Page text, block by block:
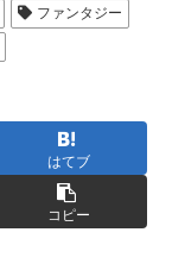
ファンタジー
はてブ
コピー